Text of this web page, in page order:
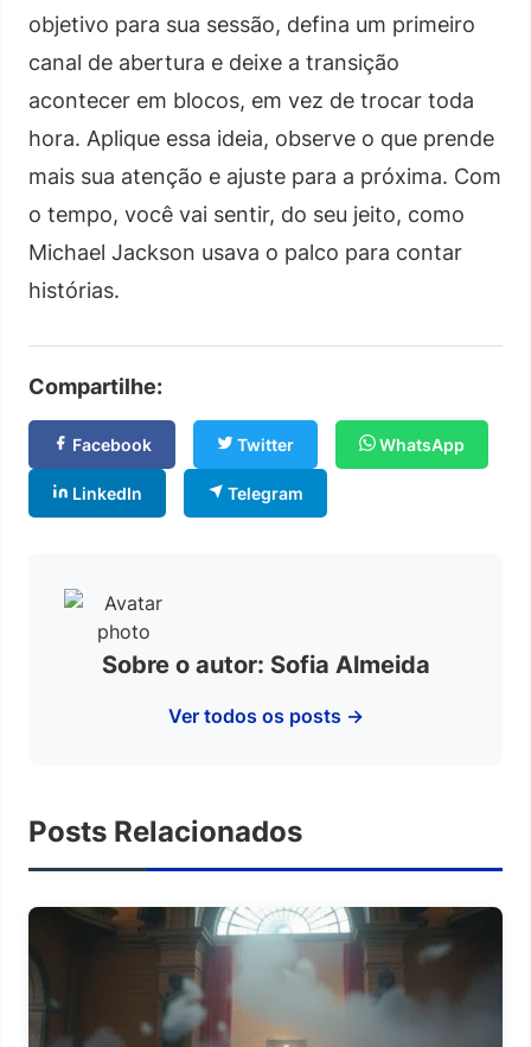
objetivo para sua sessão, defina um primeiro
canal de abertura e deixe a transição
acontecer em blocos, em vez de trocar toda
hora. Aplique essa ideia, observe o que prende
mais sua atenção e ajuste para a próxima. Com
o tempo, você vai sentir, do seu jeito, como
Michael Jackson usava o palco para contar
histórias.
Compartilhe:
Facebook Twitter WhatsApp
LinkedIn Telegram
Sobre o autor: Sofia Almeida
Ver todos os posts →
Posts Relacionados